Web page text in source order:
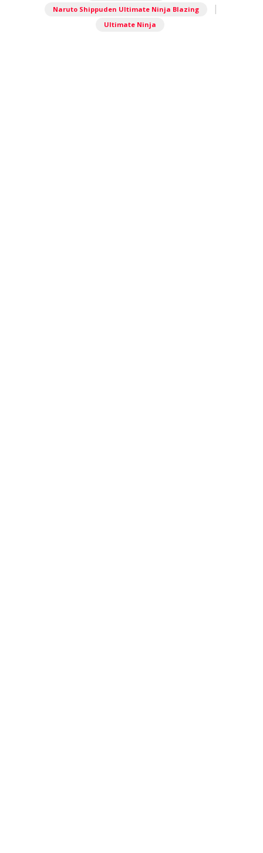
Naruto Shippuden Ultimate Ninja Blazing |
Ultimate Ninja